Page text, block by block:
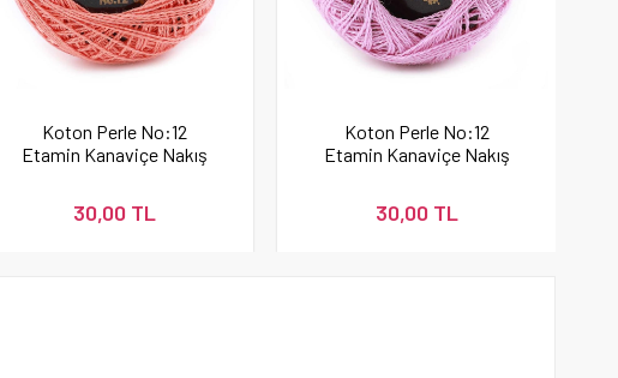
Koton Perle No:12
Etamin Kanaviçe Nakış
30,00 TL
Koton Perle No:12
Etamin Kanaviçe Nakış
30,00 TL